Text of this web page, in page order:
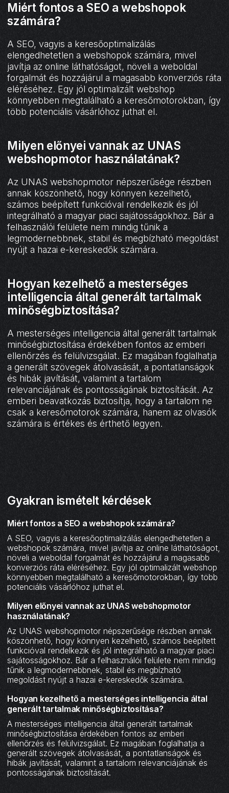
Miért fontos a SEO a webshopok
számára?
A SEO, vagyis a keresőoptimalizálás
elengedhetetlen a webshopok számára, mivel
javítja az online láthatóságot, növeli a weboldal
forgalmát és hozzájárul a magasabb konverziós ráta
eléréséhez. Egy jól optimalizált webshop
könnyebben megtalálható a keresőmotorokban, így
több potenciális vásárlóhoz juthat el.
Milyen előnyei vannak az UNAS
webshopmotor használatának?
Az UNAS webshopmotor népszerűsége részben
annak köszönhető, hogy könnyen kezelhető,
számos beépített funkcióval rendelkezik és jól
integrálható a magyar piaci sajátosságokhoz. Bár a
felhasználói felülete nem mindig tűnik a
legmodernebbnek, stabil és megbízható megoldást
nyújt a hazai e-kereskedők számára.
Hogyan kezelhető a mesterséges
intelligencia által generált tartalmak
minőségbiztosítása?
A mesterséges intelligencia által generált tartalmak
minőségbiztosítása érdekében fontos az emberi
ellenőrzés és felülvizsgálat. Ez magában foglalhatja
a generált szövegek átolvasását, a pontatlanságok
és hibák javítását, valamint a tartalom
relevanciájának és pontosságának biztosítását. Az
emberi beavatkozás biztosítja, hogy a tartalom ne
csak a keresőmotorok számára, hanem az olvasók
számára is értékes és érthető legyen.
Gyakran ismételt kérdések
Miért fontos a SEO a webshopok számára?
A SEO, vagyis a keresőoptimalizálás elengedhetetlen a
webshopok számára, mivel javítja az online láthatóságot,
növeli a weboldal forgalmát és hozzájárul a magasabb
konverziós ráta eléréséhez. Egy jól optimalizált webshop
könnyebben megtalálható a keresőmotorokban, így több
potenciális vásárlóhoz juthat el.
Milyen előnyei vannak az UNAS webshopmotor
használatának?
Az UNAS webshopmotor népszerűsége részben annak
köszönhető, hogy könnyen kezelhető, számos beépített
funkcióval rendelkezik és jól integrálható a magyar piaci
sajátosságokhoz. Bár a felhasználói felülete nem mindig
tűnik a legmodernebbnek, stabil és megbízható
megoldást nyújt a hazai e-kereskedők számára.
Hogyan kezelhető a mesterséges intelligencia által
generált tartalmak minőségbiztosítása?
A mesterséges intelligencia által generált tartalmak
minőségbiztosítása érdekében fontos az emberi
ellenőrzés és felülvizsgálat. Ez magában foglalhatja a
generált szövegek átolvasását, a pontatlanságok és
hibák javítását, valamint a tartalom relevanciájának és
pontosságának biztosítását.